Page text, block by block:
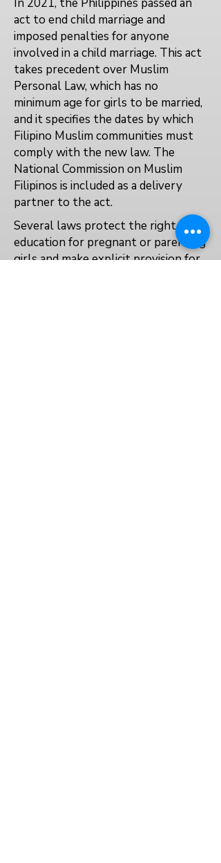
act to end child marriage and
imposed penalties for anyone
involved in a child marriage. This act
takes precedent over Muslim
Personal Law, which has no
minimum age for girls to be married,
and it specifies the dates by which
Filipino Muslim communities must
comply with the new law. The
National Commission on Muslim
Filipinos is included as a delivery
partner to the act.
Several laws protect the right to
education for pregnant or parenting
girls and make explicit provision for